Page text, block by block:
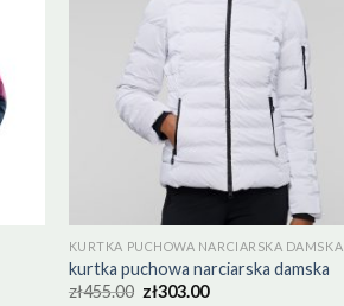
KURTKA PUCHOWA NARCIARSKA DAMSKA
kurtka puchowa narciarska damska
zł455.00 zł303.00